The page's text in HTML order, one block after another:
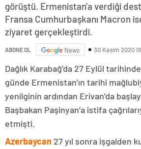
görüştü. Ermenistan'a verdiği
Fransa Cumhurbaşkanı Macron
ziyaret gerçekleştirdi.
ABONE OL News 30 Kasım 2020
Dağlık Karabağ’da 27 Eylül
günde Ermenistan’ın tarihi
yenilginin ardından Erivan’da
Başbakan Paşinyan’a istifa
etmişti.
Azerbaycan 27 yıl sonra işgalden